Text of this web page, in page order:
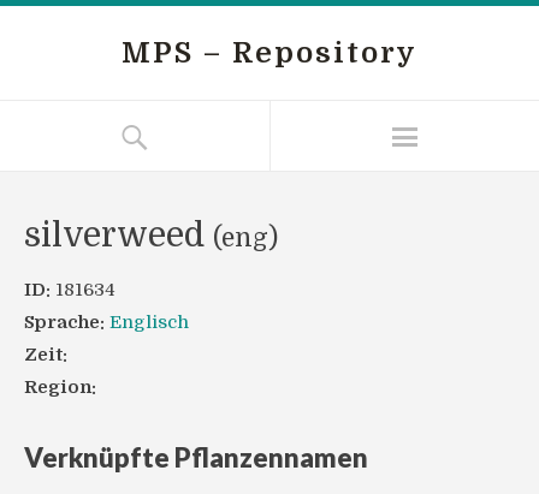
MPS – Repository
silverweed (eng)
ID: 181634
Sprache: Englisch
Zeit:
Region:
Verknüpfte Pflanzennamen